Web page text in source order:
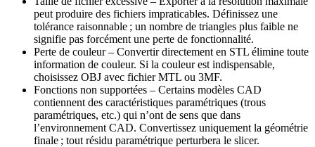
peut produire des fichiers impraticables. Définissez une
tolérance raisonnable ; un nombre de triangles plus faible ne
signifie pas forcément une perte de fonctionnalité.
Perte de couleur– Convertir directement en STL élimine toute
information de couleur. Si la couleur est indispensable,
choisissez OBJ avec fichier MTL ou 3MF.
Fonctions non supportées – Certains modèles CAD
contiennent des caractéristiques paramétriques (trous
paramétriques, etc.) qui n’ont de sens que dans
l’environnement CAD. Convertissez uniquement la géométrie
finale ; tout résidu paramétrique perturbera le slicer.